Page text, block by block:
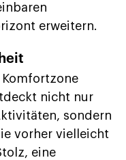
erweitern.
nicht nur
sondern
vorher vielleicht
eine